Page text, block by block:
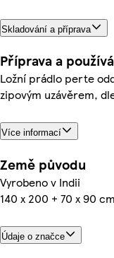
Skladování a příprava
Příprava a
Ložní prádlo perte
zipovým uzávěrem,
Více informací
Země původu
Vyrobeno v Indii
140 x 200 + 70 x 90
Údaje o značce